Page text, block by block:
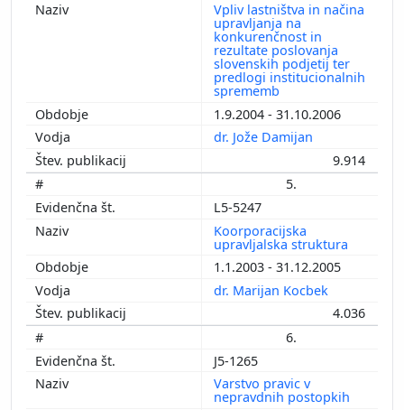
Vpliv lastništva in načina
upravljanja na
konkurenčnost in
rezultate poslovanja
slovenskih podjetij ter
predlogi institucionalnih
sprememb
1.9.2004 - 31.10.2006
dr. Jože Damijan
9.914
5.
L5-5247
Koorporacijska
upravljalska struktura
1.1.2003 - 31.12.2005
dr. Marijan Kocbek
4.036
6.
J5-1265
Varstvo pravic v
nepravdnih postopkih